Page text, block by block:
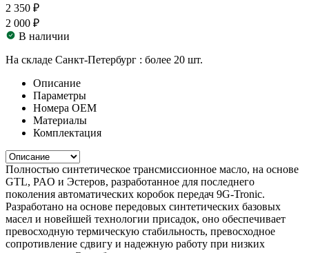
2 350 ₽
2 000 ₽
В наличии
На складе Санкт-Петербург : более 20 шт.
Описание
Параметры
Номера ОЕМ
Материалы
Комплектация
Полностью синтетическое трансмиссионное масло, на основе
GTL, PAO и Эстеров, разработанное для последнего
поколения автоматических коробок передач 9G-Tronic.
Разработано на основе передовых синтетических базовых
масел и новейшей технологии присадок, оно обеспечивает
превосходную термическую стабильность, превосходное
сопротивление сдвигу и надежную работу при низких